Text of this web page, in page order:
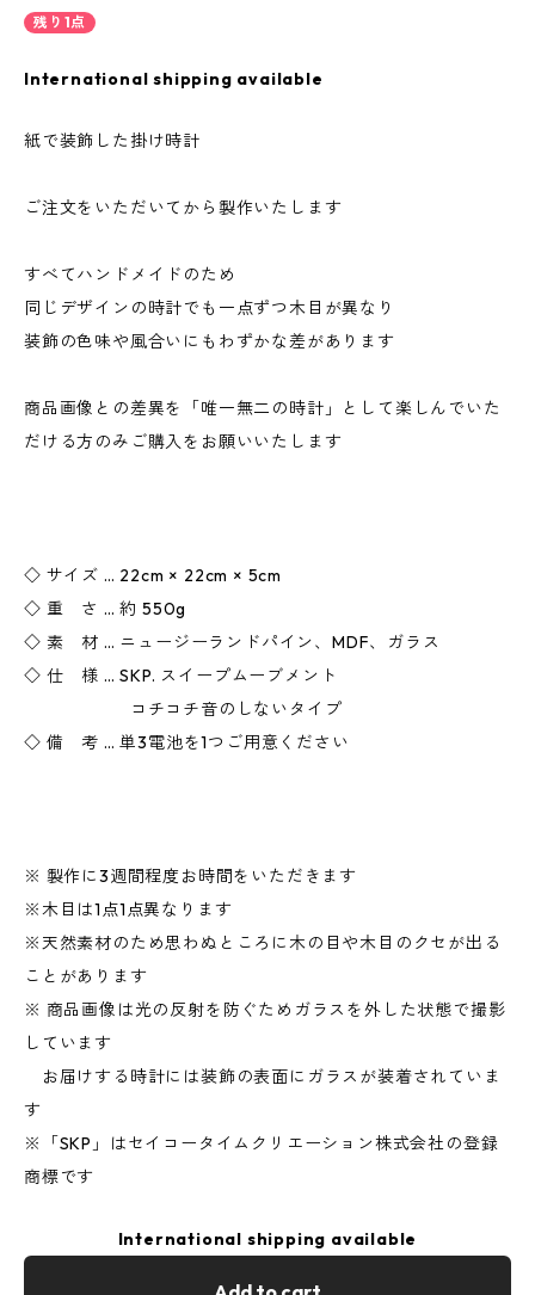
残り1点
International shipping available
紙で装飾した掛け時計
ご注文をいただいてから製作いたします
すべてハンドメイドのため
同じデザインの時計でも一点ずつ木目が異なり
装飾の色味や風合いにもわずかな差があります
商品画像との差異を「唯一無二の時計」として楽しんでいた
だける方のみご購入をお願いいたします
◇ サイズ … 22cm × 22cm × 5cm
◇ 重 さ … 約 550g
◇ 素 材 … ニュージーランドパイン、MDF、ガラス
◇ 仕 様 … SKP. スイープムーブメント
コチコチ音のしないタイプ
◇ 備 考 … 単3電池を1つご用意ください
※ 製作に3週間程度お時間をいただきます
※木目は1点1点異なります
※天然素材のため思わぬところに木の目や木目のクセが出る
ことがあります
※ 商品画像は光の反射を防ぐためガラスを外した状態で撮影
しています
お届けする時計には装飾の表面にガラスが装着されていま
す
※「SKP」はセイコータイムクリエーション株式会社の登録
商標です
International shipping available